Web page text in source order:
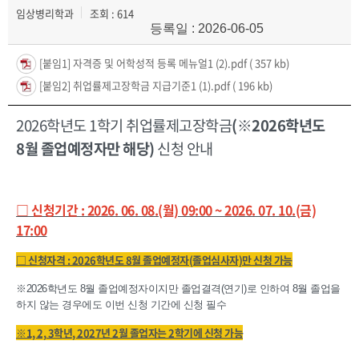
임상병리학과 조회 : 614
등록일 : 2026-06-05
[붙임1] 자격증 및 어학성적 등록 메뉴얼1 (2).pdf( 357 kb)
[붙임2] 취업률제고장학금 지급기준1 (1).pdf( 196 kb)
2026학년도 1학기 취업률제고장학금(※2026학년도
8월 졸업예정자만 해당)신청 안내
□ 신청기간 : 2026. 06. 08.(월) 09:00 ~ 2026. 07. 10.(금)
17:00
□ 신청자격 : 2026학년도 8월 졸업예정자(졸업심사자)만 신청 가능
※2026학년도 8월 졸업예정자이지만 졸업결격(연기)로 인하여 8월 졸업을
하지 않는 경우에도 이번 신청 기간에 신청 필수
※1, 2, 3학년, 2027년 2월 졸업자는 2학기에 신청 가능